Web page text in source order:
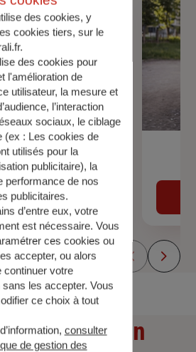
de la Vie
simulation
des cookies, y
cookies tiers, sur le
des cookies pour
l'amélioration de
utilisateur, la mesure et
l’interaction
sociaux, le ciblage
(ex : Les cookies de
utilisés pour la
publicitaire), la
performance de nos
publicitaires.
d’entre eux, votre
est nécessaire. Vous
ces cookies ou
accepter, ou alors
continuer votre
sans les accepter. Vous
ce choix à tout
consulter
de gestion des